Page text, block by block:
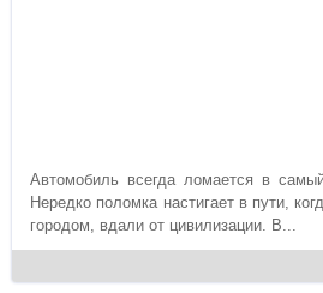
Автомобиль всегда ломается в
Нередко поломка настигает в пути,
городом, вдали от цивилизации. В...